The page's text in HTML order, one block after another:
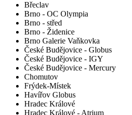
Břeclav
Brno - OC Olympia
Brno - střed
Brno - Židenice
Brno Galerie Vaňkovka
České Budějovice - Globus
České Budějovice - IGY
České Budějovice - Mercury
Chomutov
Frýdek-Místek
Havířov Globus
Hradec Králové
Hradec Králové - Atrium